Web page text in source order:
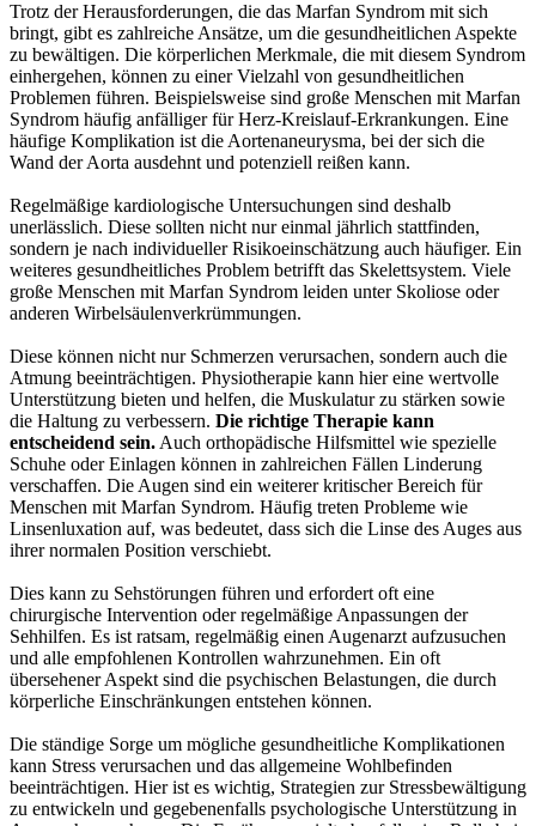
Trotz der Herausforderungen, die das Marfan Syndrom mit sich
bringt, gibt es zahlreiche Ansätze, um die gesundheitlichen Aspekte
zu bewältigen. Die körperlichen Merkmale, die mit diesem Syndrom
einhergehen, können zu einer Vielzahl von gesundheitlichen
Problemen führen. Beispielsweise sind große Menschen mit Marfan
Syndrom häufig anfälliger für Herz-Kreislauf-Erkrankungen. Eine
häufige Komplikation ist die Aortenaneurysma, bei der sich die
Wand der Aorta ausdehnt und potenziell reißen kann.
Regelmäßige kardiologische Untersuchungen sind deshalb
unerlässlich. Diese sollten nicht nur einmal jährlich stattfinden,
sondern je nach individueller Risikoeinschätzung auch häufiger. Ein
weiteres gesundheitliches Problem betrifft das Skelettsystem. Viele
große Menschen mit Marfan Syndrom leiden unter Skoliose oder
anderen Wirbelsäulenverkrümmungen.
Diese können nicht nur Schmerzen verursachen, sondern auch die
Atmung beeinträchtigen. Physiotherapie kann hier eine wertvolle
Unterstützung bieten und helfen, die Muskulatur zu stärken sowie
die Haltung zu verbessern. Die richtige Therapie kann
entscheidend sein. Auch orthopädische Hilfsmittel wie spezielle
Schuhe oder Einlagen können in zahlreichen Fällen Linderung
verschaffen. Die Augen sind ein weiterer kritischer Bereich für
Menschen mit Marfan Syndrom. Häufig treten Probleme wie
Linsenluxation auf, was bedeutet, dass sich die Linse des Auges aus
ihrer normalen Position verschiebt.
Dies kann zu Sehstörungen führen und erfordert oft eine
chirurgische Intervention oder regelmäßige Anpassungen der
Sehhilfen. Es ist ratsam, regelmäßig einen Augenarzt aufzusuchen
und alle empfohlenen Kontrollen wahrzunehmen. Ein oft
übersehener Aspekt sind die psychischen Belastungen, die durch
körperliche Einschränkungen entstehen können.
Die ständige Sorge um mögliche gesundheitliche Komplikationen
kann Stress verursachen und das allgemeine Wohlbefinden
beeinträchtigen. Hier ist es wichtig, Strategien zur Stressbewältigung
zu entwickeln und gegebenenfalls psychologische Unterstützung in